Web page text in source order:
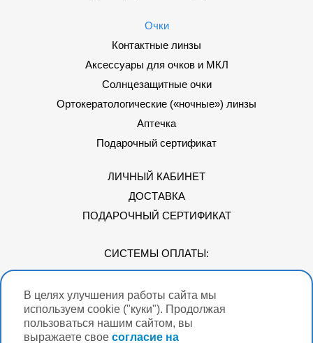
В целях улучшения работы сайта мы
используем cookie ("куки"). Продолжая
пользоваться нашим сайтом, вы
выражаете свое согласие на
Очки
Контактные линзы
Аксессуары для очков и МКЛ
Солнцезащитные очки
Ортокератологические («ночные») линзы
Аптечка
Подарочный сертификат
ЛИЧНЫЙ КАБИНЕТ
ДОСТАВКА
ПОДАРОЧНЫЙ СЕРТИФИКАТ
СИСТЕМЫ ОПЛАТЫ:
Мы в соцсетях